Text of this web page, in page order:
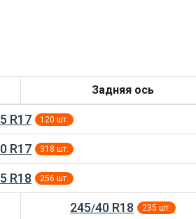
Задняя ось
R17 120 шт.
R17 318 шт.
R18 256 шт.
245/40 R18 235 шт.